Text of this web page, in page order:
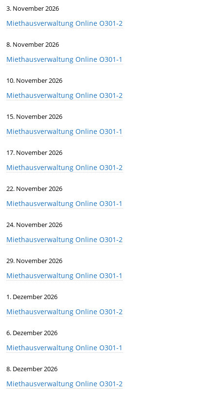
3. November 2026
Miethausverwaltung Online O301-2
8. November 2026
Miethausverwaltung Online O301-1
10. November 2026
Miethausverwaltung Online O301-2
15. November 2026
Miethausverwaltung Online O301-1
17. November 2026
Miethausverwaltung Online O301-2
22. November 2026
Miethausverwaltung Online O301-1
24. November 2026
Miethausverwaltung Online O301-2
29. November 2026
Miethausverwaltung Online O301-1
1. Dezember 2026
Miethausverwaltung Online O301-2
6. Dezember 2026
Miethausverwaltung Online O301-1
8. Dezember 2026
Miethausverwaltung Online O301-2